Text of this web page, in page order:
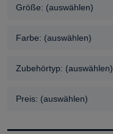
Größe: (auswählen)
Farbe: (auswählen)
Zubehörtyp: (auswählen)
Preis: (auswählen)